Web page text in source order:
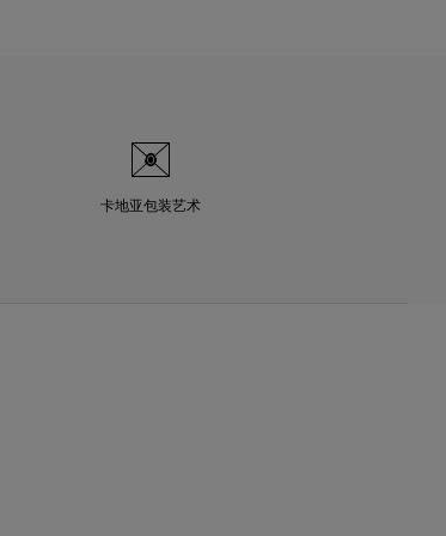
卡地亚包装艺术